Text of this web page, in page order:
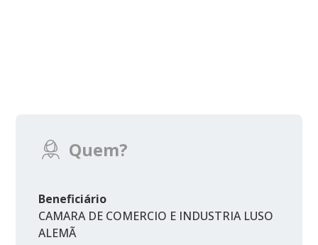
Quem?
Beneficiário
CAMARA DE COMERCIO E INDUSTRIA LUSO
ALEMÃ